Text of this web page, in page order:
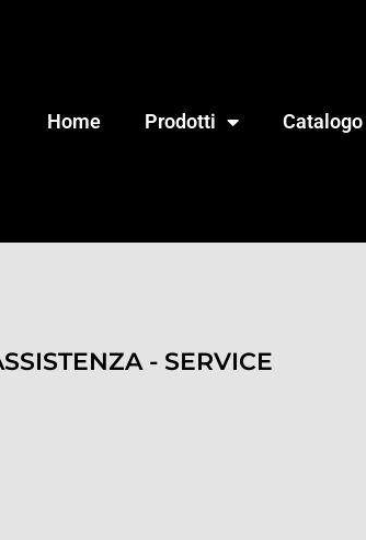
Home Prodotti Catalogo
- SERVICE